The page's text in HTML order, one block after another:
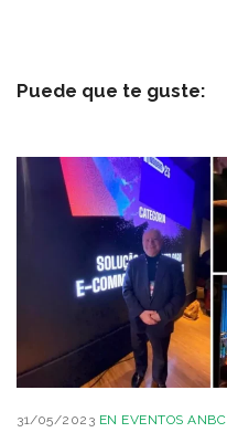
Puede que te guste:
31/05/2023 EN EVENTOS ANBC